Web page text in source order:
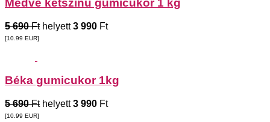
Medve kétszínű gumicukor 1 kg
5 690 Fthelyett3 990 Ft
[10.99 EUR]
Béka gumicukor 1kg
5 690 Fthelyett3 990 Ft
[10.99 EUR]